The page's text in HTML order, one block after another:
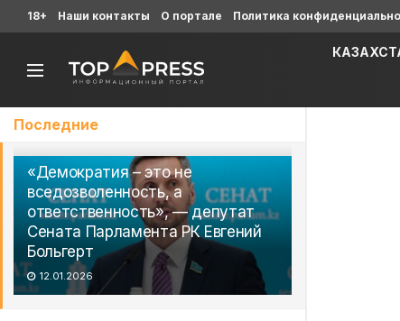
Последние
«Демократия – это не
вседозволенность, а
ответственность», — депутат
Сената Парламента РК Евгений
Больгерт
12.01.2026
18+ Наши контакты О портале Политика